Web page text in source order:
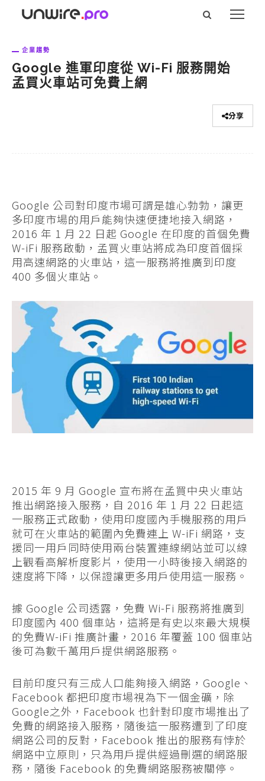
企業趨勢
Google 進軍印度從 Wi-Fi 服務開始
孟買火車站可免費上網
分享
Google 公司對印度市場可謂是雄心勃勃，讓更
多印度市場的用戶能夠快速便捷地接入網路，
2016 年 1 月 22 日起 Google 在印度的首個免費
W-iFi 服務啟動，孟買火車站將成為印度首個採
用高速網路的火車站，這一服務將推廣到印度
400 多個火車站。
2015 年 9 月 Google 宣布將在孟買中央火車站
推出網路接入服務，自 2016 年 1 月 22 日起這
一服務正式啟動，使用印度國內手機服務的用戶
就可在火車站的範圍內免費連上 W-iFi 網路，支
援同一用戶同時使用兩台裝置連線網站並可以線
上觀看高解析度影片，使用一小時後接入網路的
速度將下降，以保證讓更多用戶使用這一服務。
據 Google 公司透露，免費 Wi-Fi 服務將推廣到
印度國內 400 個車站，這將是有史以來最大規模
的免費W-iFi 推廣計畫，2016 年覆蓋 100 個車站
後可為數千萬用戶提供網路服務。
目前印度只有三成人口能夠接入網路，Google、
Facebook 都把印度市場視為下一個金礦，除
Google之外，Facebook 也針對印度市場推出了
免費的網路接入服務，隨後這一服務遭到了印度
網路公司的反對，Facebook 推出的服務有悖於
網路中立原則，只為用戶提供經過刪選的網路服
務，隨後 Facebook 的免費網路服務被關停。